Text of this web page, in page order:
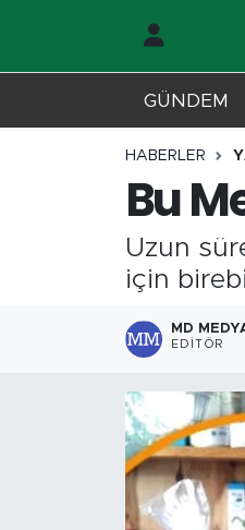
GÜNDEM
HABERLER
Bu
Uzun
için
MD
EDITÖR
Karlıova
Yayladere-Yedisu
MD Prestij Dergisi
Siyaset
Merkez Trafik
Süper Lig Puan
Son Dakika Haberleri
Haber Arşivi